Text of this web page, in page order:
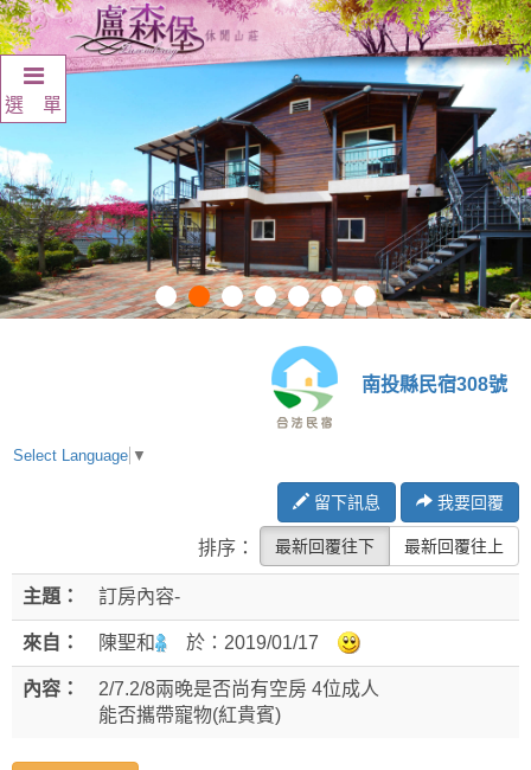
選 單
南投縣民宿308號
Select Language ▼
留下訊息 我要回覆
排序： 最新回覆往下 最新回覆往上
主題： 訂房內容-
來自： 陳聖和 於： 2019/01/17
內容：
2/7.2/8兩晚是否尚有空房 4位成人
能否攜帶寵物(紅貴賓)